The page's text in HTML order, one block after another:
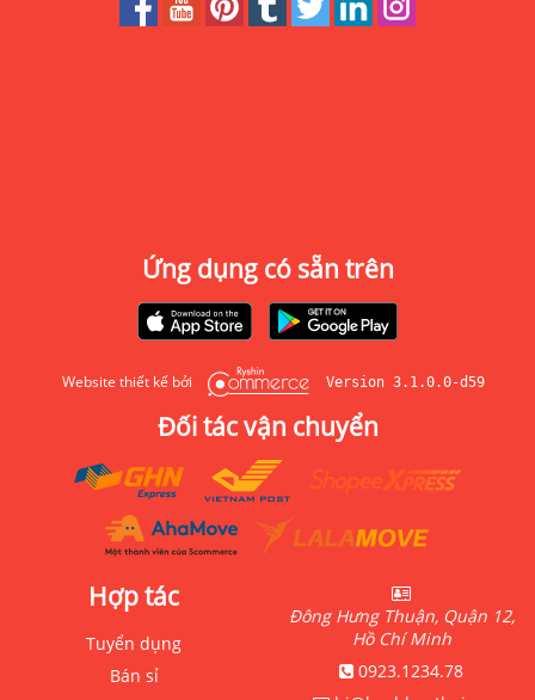
Ứng dụng có sẵn trên
Website thiết kế bởi Version 3.1.0.0-d59
Đối tác vận chuyển
Hợp tác
Tuyển dụng
Bán sỉ
Đông Hưng Thuận, Quận 12,
Hồ Chí Minh
0923.1234.78